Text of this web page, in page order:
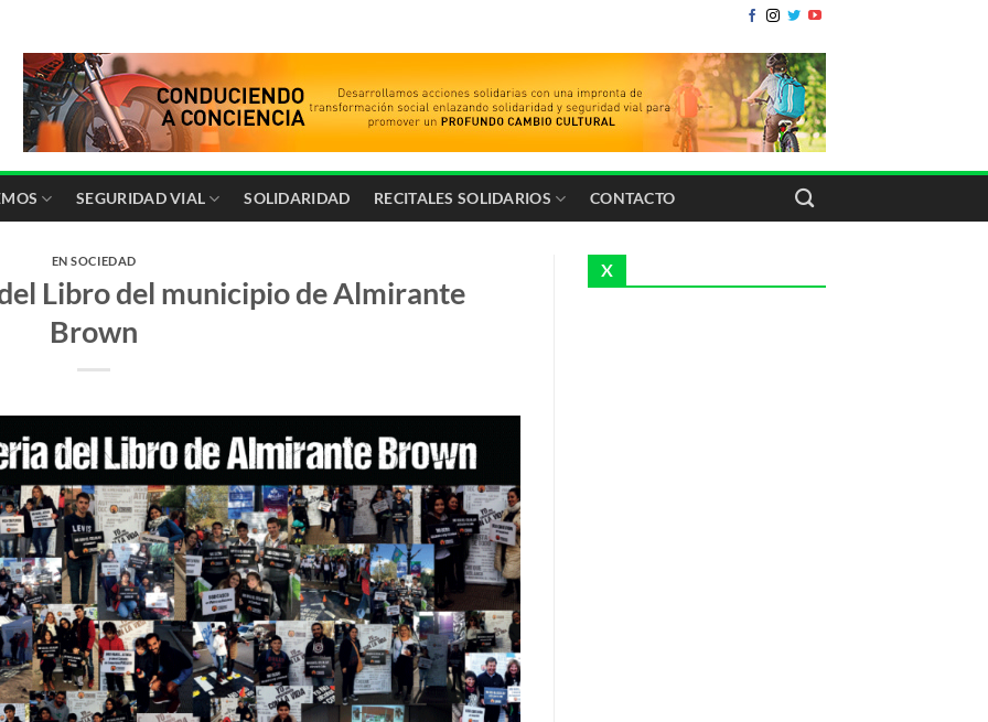
SEGURIDAD VIAL SOLIDARIDAD RECITALES SOLIDARIOS CONTACTO
EN SOCIEDAD
Libro del municipio de Almirante
Brown
X